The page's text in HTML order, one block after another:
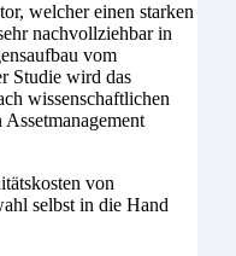
welcher einen starken
nachvollziehbar in
vom
Studie wird das
wissenschaftlichen
von
selbst in die Hand